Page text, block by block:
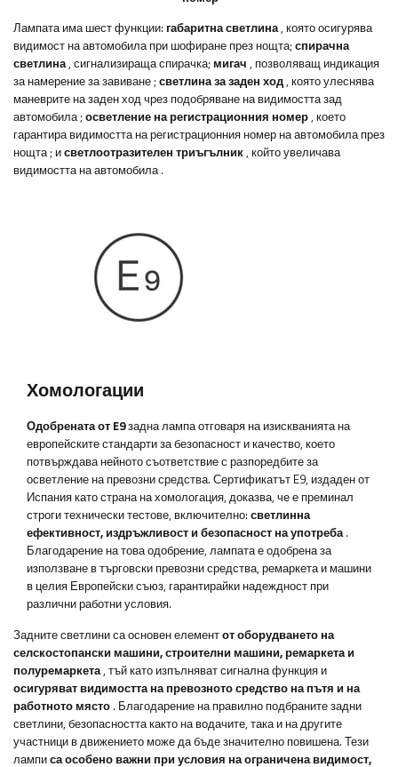
Лампата има шест функции: габаритна светлина, която осигурява
видимост на автомобила при шофиране през нощта; спирачна
светлина, сигнализираща спирачка; мигач , позволяващ индикация
за намерение за завиване; светлина за заден ход, която улеснява
маневрите на заден ход чрез подобряване на видимостта зад
автомобила; осветление на регистрационния номер, което
гарантира видимостта на регистрационния номер на автомобила през
нощта; исветлоотразителен триъгълник, който увеличава
видимостта на автомобила.
Хомологации
Одобрената от E9задна лампа отговаря на изискванията на
европейските стандарти за безопасност и качество, което
потвърждава нейното съответствие с разпоредбите за
осветление на превозни средства. Сертификатът E9, издаден от
Испания като страна на хомологация, доказва, че е преминал
строги технически тестове, включително: светлинна
ефективност, издръжливост и безопасност на употреба.
Благодарение на това одобрение, лампата е одобрена за
използване в търговски превозни средства, ремаркета и машини
в целия Европейски съюз, гарантирайки надеждност при
различни работни условия.
Задните светлини са основен елементот оборудването на
селскостопански машини, строителни машини, ремаркета и
полуремаркета, тъй като изпълняват сигнална функция и
осигуряват видимостта на превозното средство на пътя и на
работното място . Благодарение на правилно подбраните задни
светлини, безопасността както на водачите, така и на другите
участници в движението може да бъде значително повишена. Тези
ламписа особено важни при условия на ограничена видимост,